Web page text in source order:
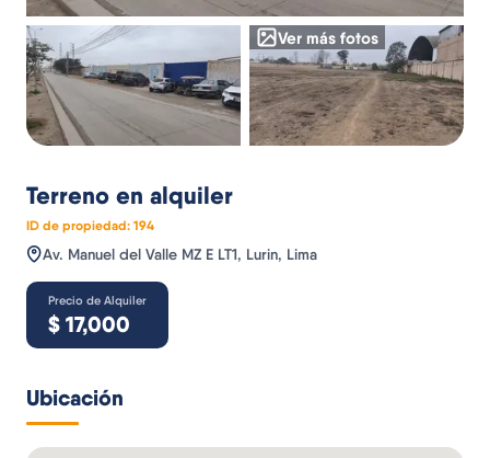
Ver más fotos
Terreno en alquiler
ID de propiedad: 194
Av. Manuel del Valle MZ E LT1, Lurin, Lima
Precio de Alquiler
$ 17,000
Ubicación